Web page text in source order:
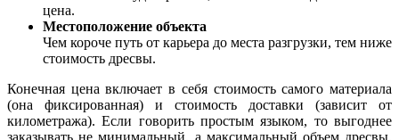
цена.
Местоположение объекта
Чем короче путь от карьера до места разгрузки, тем ниже
стоимость дресвы.
Конечная цена включает в себя стоимость самого материала
(она фиксированная) и стоимость доставки (зависит от
километража). Если говорить простым языком, то выгоднее
заказывать не минимальный, а максимальный объем дресвы,